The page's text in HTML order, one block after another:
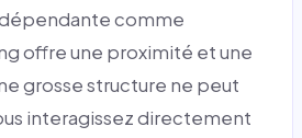
comme
offre une proximité et une
grosse structure ne peut
interagissez directement